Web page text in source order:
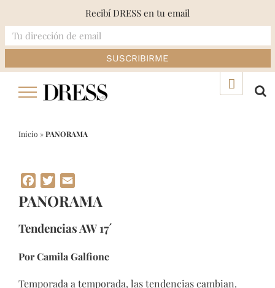
Inicio »PANORAMA
Facebook
Twitter
PANORAMA
Tendencias AW 17´
Por Camila Galfione
Temporada a temporada, las tendencias cambian.
Recibí DRESS en tu email